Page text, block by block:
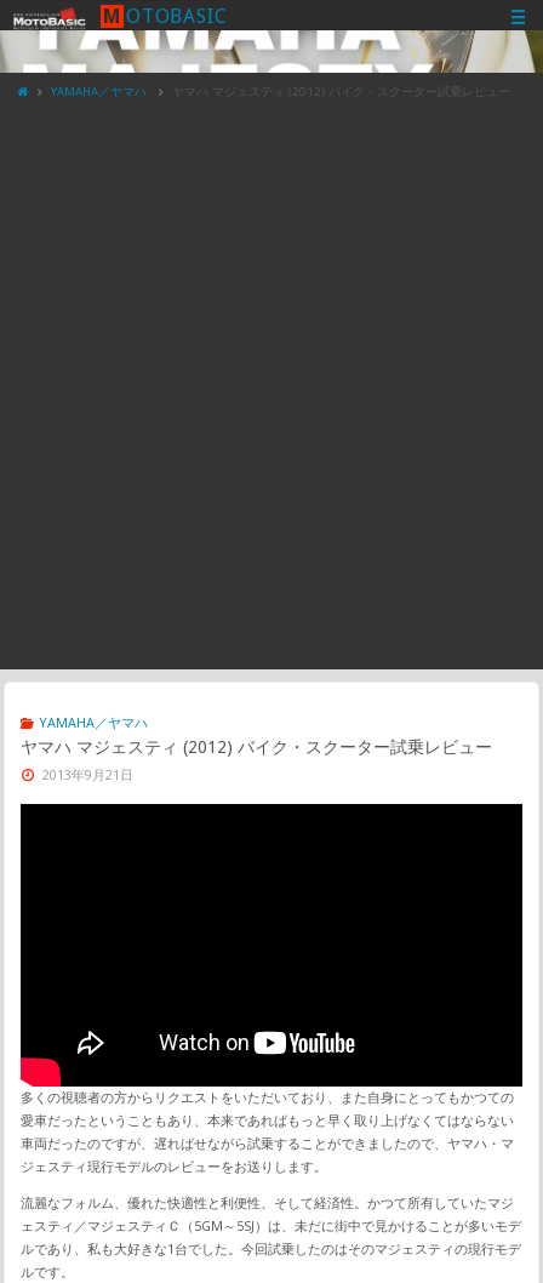
M OTOBASIC
YAMAHA／ヤマハ ヤマハ マジェスティ (2012) バイク・スクーター試乗レビュー
YAMAHA／ヤマハ
ヤマハ マジェスティ (2012) バイク・スクーター試乗レビュー
2013年9月21日
多くの視聴者の方からリクエストをいただいており、また自身にとってもかつての
愛車だったということもあり、本来であればもっと早く取り上げなくてはならない
車両だったのですが、遅ればせながら試乗することができましたので、ヤマハ・マ
ジェスティ現行モデルのレビューをお送りします。
流麗なフォルム、優れた快適性と利便性、そして経済性。かつて所有していたマジ
ェスティ／マジェスティＣ（5GM～5SJ）は、未だに街中で見かけることが多いモデ
ルであり、私も大好きな1台でした。今回試乗したのはそのマジェスティの現行モデ
ルです。